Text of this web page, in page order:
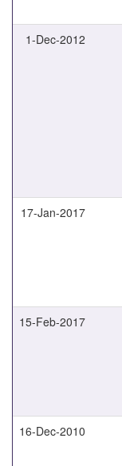
1-Dec-2012
17-Jan-2017
15-Feb-2017
16-Dec-2010